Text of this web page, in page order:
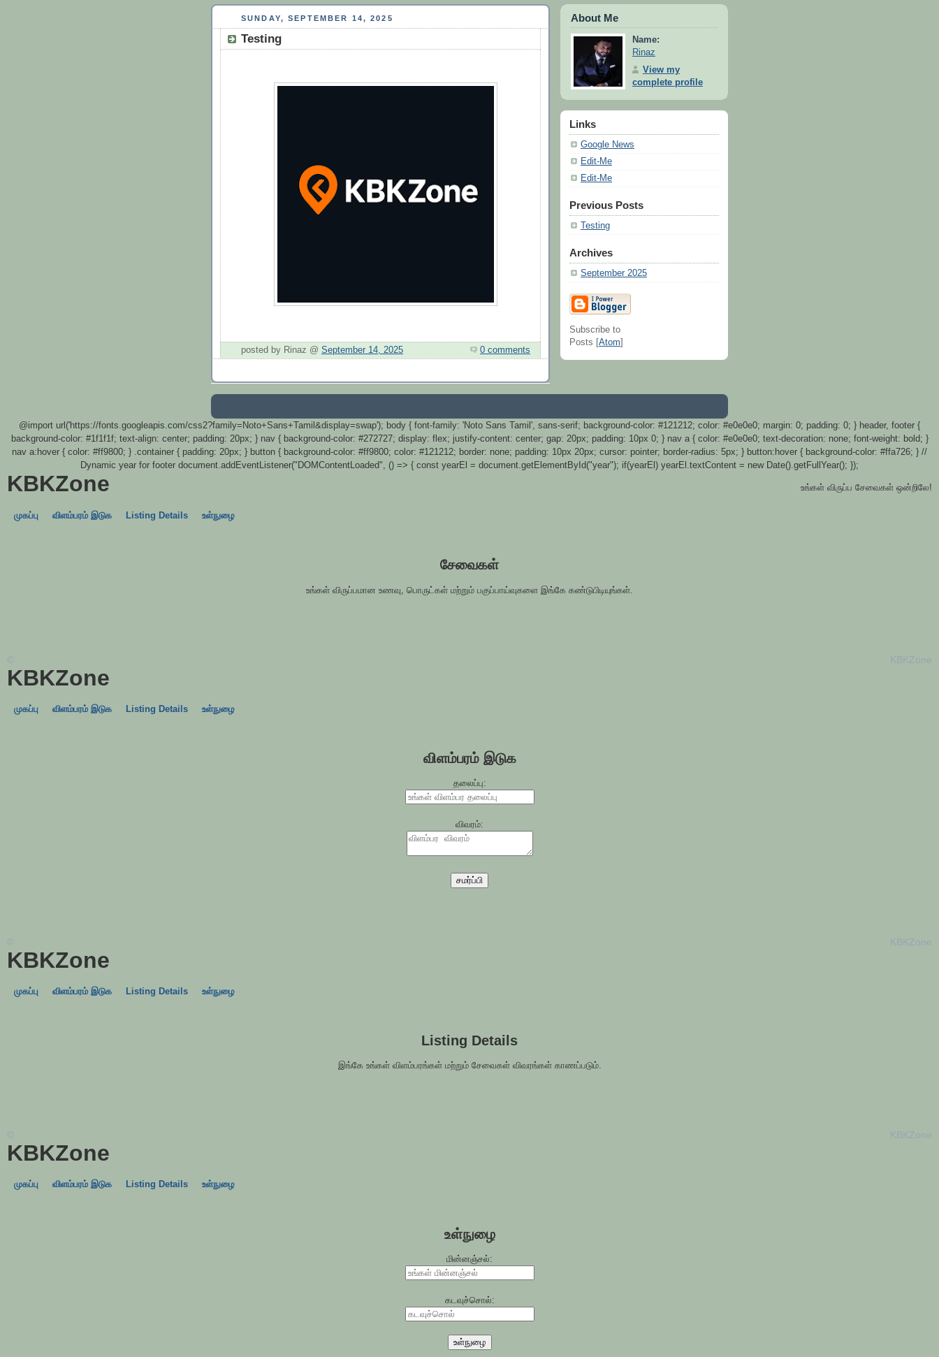
SUNDAY, SEPTEMBER 14, 2025
Testing
posted by Rinaz @ September 14, 2025 0 comments
About Me
Name:
Rinaz
View my
complete profile
Links
Google News
Edit-Me
Edit-Me
Previous Posts
Testing
Archives
September 2025
Subscribe to
Posts [ Atom
@import url('https://fonts.googleapis.com/css2?family=Noto+Sans+Tamil&display=swap'); body { font-family: 'Noto Sans Tamil', sans-serif; background-color: #121212; color: #e0e0e0; margin: 0; padding: 0; } header, footer {
background-color: #1f1f1f; text-align: center; padding: 20px; } nav { background-color: #272727; display: flex; justify-content: center; gap: 20px; padding: 10px 0; } nav a { color: #e0e0e0; text-decoration: none; font-weight: bold; }
nav a:hover { color: #ff9800; } .container { padding: 20px; } button { background-color: #ff9800; color: #121212; border: none; padding: 10px 20px; cursor: pointer; border-radius: 5px; } button:hover { background-color: #ffa726; } //
Dynamic year for footer document.addEventListener("DOMContentLoaded", () => { const yearEl = document.getElementById("year"); if(yearEl) yearEl.textContent = new Date().getFullYear(); });
KBKZone உங்கள் விருப்ப சேவைகள் ஒன்றிலே!
முகப்பு விளம்பரம் இடுக Listing Details உள்நுழை
சேவைகள்
உங்கள் விருப்பமான உணவு, பொருட்கள் மற்றும் பகுப்பாய்வுகளை இங்கே கண்டுபிடியுங்கள்.
KBKZone
முகப்பு விளம்பரம் இடுக Listing Details உள்நுழை
விளம்பரம் இடுக
தலைப்பு:
விவரம்:
சமர்ப்பி
KBKZone
முகப்பு விளம்பரம் இடுக Listing Details உள்நுழை
Listing Details
இங்கே உங்கள் விளம்பரங்கள் மற்றும் சேவைகள் விவரங்கள் காணப்படும்.
KBKZone
முகப்பு விளம்பரம் இடுக Listing Details உள்நுழை
உள்நுழை
மின்னஞ்சல்:
கடவுச்சொல்:
உள்நுழை